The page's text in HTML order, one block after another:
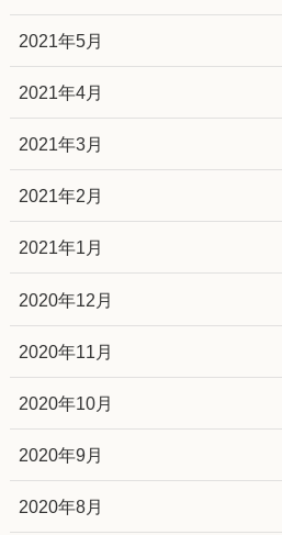
2021年5月
2021年4月
2021年3月
2021年2月
2021年1月
2020年12月
2020年11月
2020年10月
2020年9月
2020年8月